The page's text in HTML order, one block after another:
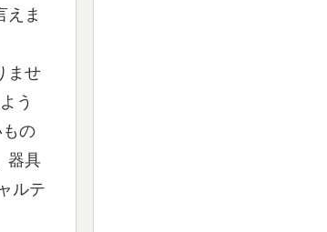
えま
ませ
う
の
器具
ルテ